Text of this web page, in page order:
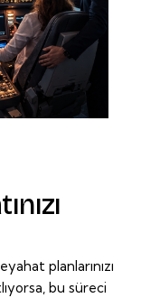
planlarınızı
bu süreci